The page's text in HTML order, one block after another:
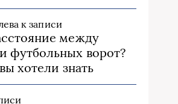
к записи
между
футбольных ворот?
хотели знать